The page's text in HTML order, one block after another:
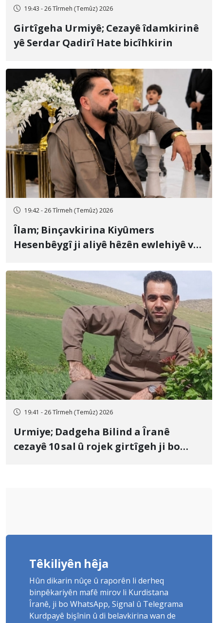
19:43 - 26 Tîrmeh (Temûz) 2026
Girtîgeha Urmiyê; Cezayê îdamkirinê
yê Serdar Qadirî Hate bicîhkirin
19:42 - 26 Tîrmeh (Temûz) 2026
Îlam; Binçavkirina Kiyûmers
Hesenbêygî ji aliyê hêzên ewlehiyê ve
19:41 - 26 Tîrmeh (Temûz) 2026
Urmiye; Dadgeha Bilind a Îranê
cezayê 10 sal û rojek girtîgeh ji bo
Têkiliyên hêja
Hûn dikarin nûçe û raporên li derheq
binpêkariyên mafê mirov li Kurdistana
Îranê, ji bo WhatsApp, Signal û Telegrama
Kurdpayê bişînin û di belavkirina wan de